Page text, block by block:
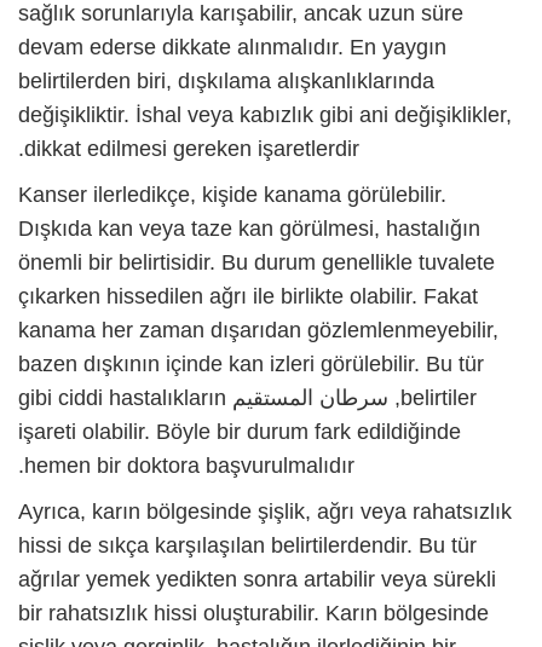
sağlık sorunlarıyla karışabilir, ancak uzun süre
devam ederse dikkate alınmalıdır. En yaygın
belirtilerden biri, dışkılama alışkanlıklarında
değişikliktir. İshal veya kabızlık gibi ani değişiklikler,
dikkat edilmesi gereken işaretlerdir.
Kanser ilerledikçe, kişide kanama görülebilir.
Dışkıda kan veya taze kan görülmesi, hastalığın
önemli bir belirtisidir. Bu durum genellikle tuvalete
çıkarken hissedilen ağrı ile birlikte olabilir. Fakat
kanama her zaman dışarıdan gözlemlenmeyebilir,
bazen dışkının içinde kan izleri görülebilir. Bu tür
belirtiler,
سرطان المستقيم gibi ciddi hastalıkların
işareti olabilir. Böyle bir durum fark edildiğinde
hemen bir doktora başvurulmalıdır.
Ayrıca, karın bölgesinde şişlik, ağrı veya rahatsızlık
hissi de sıkça karşılaşılan belirtilerdendir. Bu tür
ağrılar yemek yedikten sonra artabilir veya sürekli
bir rahatsızlık hissi oluşturabilir. Karın bölgesinde